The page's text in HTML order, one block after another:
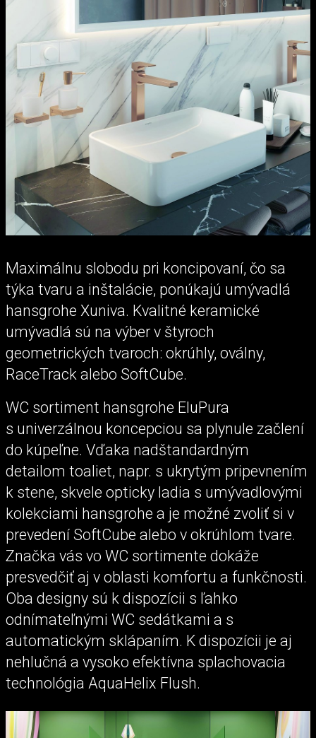
Maximálnu slobodu pri koncipovaní, čo sa
týka tvaru a inštalácie, ponúkajú umývadlá
hansgrohe Xuniva. Kvalitné keramické
umývadlá sú na výber v štyroch
geometrických tvaroch: okrúhly, oválny,
RaceTrack alebo SoftCube.
WC sortiment hansgrohe EluPura
s univerzálnou koncepciou sa plynule začlení
do kúpeľne. Vďaka nadštandardným
detailom toaliet, napr. s ukrytým pripevnením
k stene, skvele opticky ladia s umývadlovými
kolekciami hansgrohe a je možné zvoliť si v
prevedení SoftCube alebo v okrúhlom tvare.
Značka vás vo WC sortimente dokáže
presvedčiť aj v oblasti komfortu a funkčnosti.
Oba designy sú k dispozícii s ľahko
odnímateľnými WC sedátkami a s
automatickým sklápaním. K dispozícii je aj
nehlučná a vysoko efektívna splachovacia
technológia AquaHelix Flush.